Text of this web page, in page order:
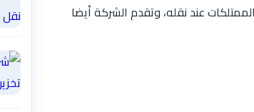
عند نقله، وتقدم الشركة أيضا